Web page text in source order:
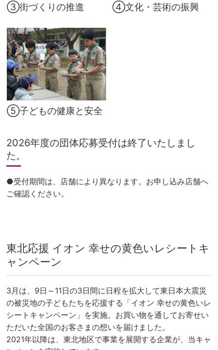
③街づくりの推進 ④文化・芸術の振興
⑤子どもの健康と安全
2026年度の団体応募受付は終了いたしまし
た。
●受付期間は、店舗により異なります。お申し込み店舗へ
ご確認ください。
東北応援 イオン 幸せの黄色いレシートキ
ャンペーン
3月は、9日～11日の3日間に日程を拡大して東日本大震災
の被災地の子どもたちを応援する「イオン 幸せの黄色いレ
シートキャンペーン」を実施。お買い物を通してお寄せい
ただいた全国のお客さまの想いを届けました。
2021年以降は、東北地区で事業を展開する企業が、当キャ